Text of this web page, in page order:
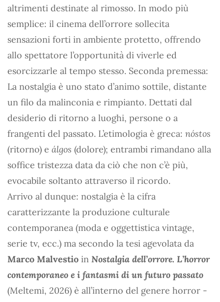
altrimenti destinate al rimosso. In modo più
semplice: il cinema dell’orrore sollecita
sensazioni forti in ambiente protetto, offrendo
allo spettatore l’opportunità di viverle ed
esorcizzarle al tempo stesso. Seconda premessa:
La nostalgia è uno stato d’animo sottile, distante
un filo da malinconia e rimpianto. Dettati dal
desiderio di ritorno a luoghi, persone o a
frangenti del passato. L’etimologia è greca: nóstos
(ritorno) e álgos (dolore); entrambi rimandano alla
soffice tristezza data da ciò che non c’è più,
evocabile soltanto attraverso il ricordo.
Arrivo al dunque: nostalgia è la cifra
caratterizzante la produzione culturale
contemporanea (moda e oggettistica vintage,
serie tv, ecc.) ma secondo la tesi agevolata da
Marco Malvestio in Nostalgia dell’orrore. L’horror
contemporaneo e i fantasmi di un futuro passato
(Meltemi, 2026) è all’interno del genere horror -